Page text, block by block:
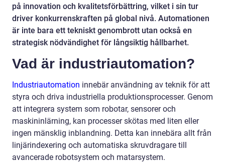
på innovation och kvalitetsförbättring, vilket i sin tur
driver konkurrenskraften på global nivå. Automationen
är inte bara ett tekniskt genombrott utan också en
strategisk nödvändighet för långsiktig hållbarhet.
Vad är industriautomation?
Industriautomation innebär användning av teknik för att
styra och driva industriella produktionsprocesser. Genom
att integrera system som robotar, sensorer och
maskininlärning, kan processer skötas med liten eller
ingen mänsklig inblandning. Detta kan innebära allt från
linjärindexering och automatiska skruvdragare till
avancerade robotsystem och matarsystem.